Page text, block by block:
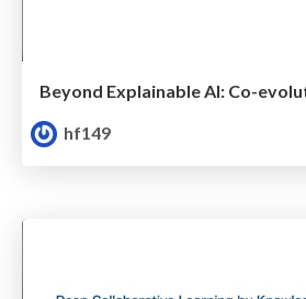
hf149